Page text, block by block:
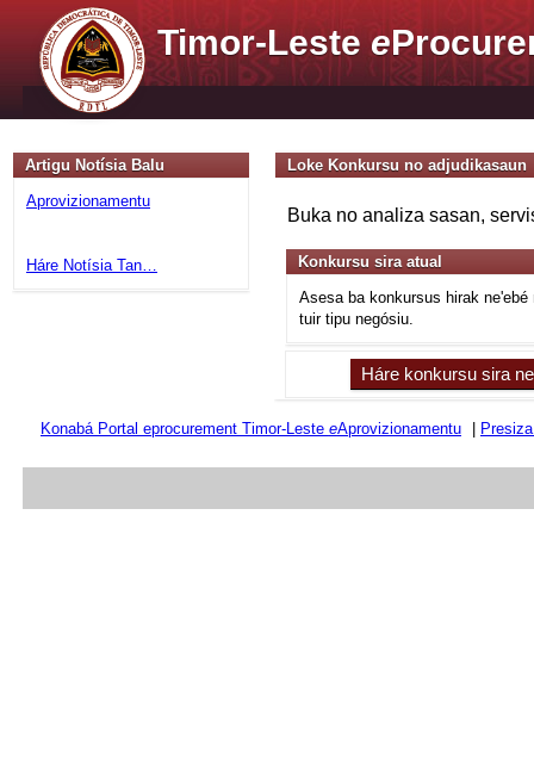
Timor-Lestee
Artigu Notísia Balu
Aprovizionamentu
Háre Notísia Tan…
Loke Konkursu no adjudikasaun
Buka no analiza sasan,
Konkursu sira atual
Asesa ba konkursus hirak ne'ebé
tuir tipu negósiu.
Háre konkursu sira
Konabá Portal eprocurement Timor-Leste eAprovizionamentu